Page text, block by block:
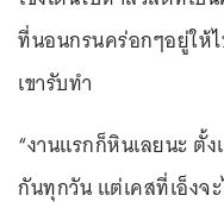
ที่นอนกรนคร่อกๆอยู่ให้
เขารับทำ
“งานแรกก็หินเลยนะ ตั้
กันทุกวัน แต่เคสที่เอ็งจ